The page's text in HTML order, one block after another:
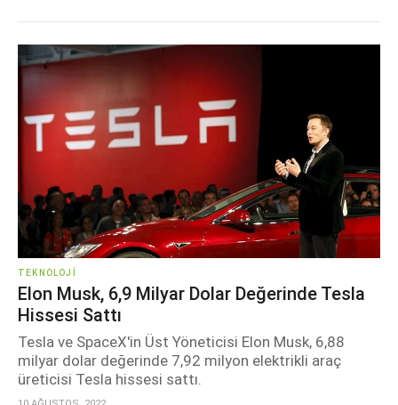
TEKNOLOJI
Elon Musk, 6,9 Milyar Dolar Değerinde Tesla
Hissesi Sattı
Tesla ve SpaceX'in Üst Yöneticisi Elon Musk, 6,88
milyar dolar değerinde 7,92 milyon elektrikli araç
üreticisi Tesla hissesi sattı.